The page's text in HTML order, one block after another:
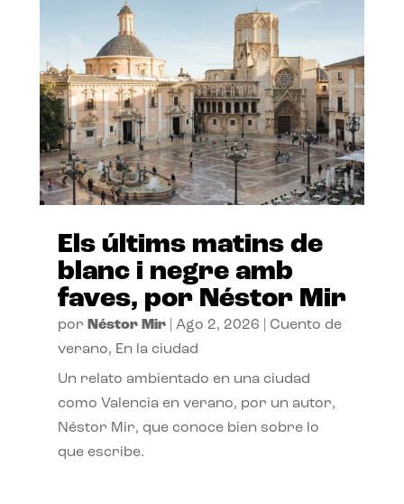
Els últims matins de
blanc i negre amb
faves, por Néstor Mir
por Néstor Mir| Ago 2, 2026
Cuento de
verano, En la ciudad
Un relato ambientado en una ciudad
como Valencia en verano, por un autor,
Néstor Mir, que conoce bien sobre lo
que escribe.